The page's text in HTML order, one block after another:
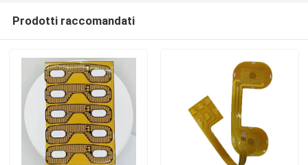
Prodotti raccomandati